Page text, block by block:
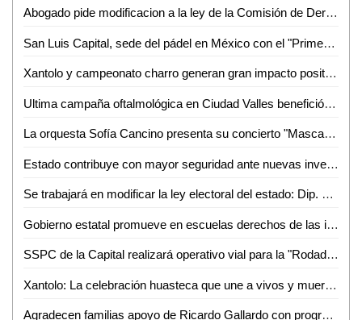
Abogado pide modificacion a la ley de la Comisión de Derechos Humanos
San Luis Capital, sede del pádel en México con el "Primer Torneo Anual de Padeleros 2024"
Xantolo y campeonato charro generan gran impacto positivo a la economía de SLP
Ultima campaña oftalmológica en Ciudad Valles benefició a 70 personas
La orquesta Sofía Cancino presenta su concierto "Mascarada" en el Cossío
Estado contribuye con mayor seguridad ante nuevas inversiones: José Luis Ruiz Contreras
Se trabajará en modificar la ley electoral del estado: Dip. Rubén Guajardo Barrera
Gobierno estatal promueve en escuelas derechos de las infancias
SSPC de la Capital realizará operativo vial para la "Rodada del Terror 2024
Xantolo: La celebración huasteca que une a vivos y muertos
Agradecen familias apoyo de Ricardo Gallardo con programa seguridad alimentaria